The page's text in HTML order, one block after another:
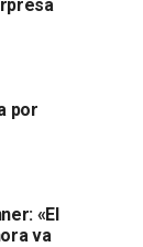
por
«El
va